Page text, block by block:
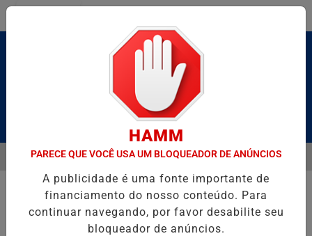
Pesquisar Notícia
UZIEL BUENO NO TERRAÇO MINEIRO D' GUST
EM ALTA
MENU
HAMM
PARECE QUE VOCÊ USA UM BLOQUEADOR DE ANÚNCIOS
A publicidade é uma fonte importante de
financiamento do nosso conteúdo. Para
continuar navegando, por favor desabilite seu
bloqueador de anúncios.